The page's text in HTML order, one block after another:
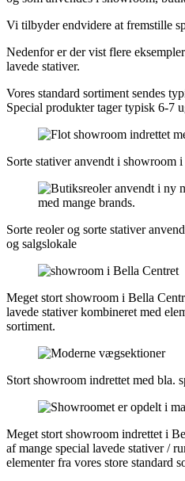
Vi tilbyder endvidere at fremstille
Nedenfor er der vist flere
lavede stativer.
Vores standard sortiment sendes
Special produkter tager typisk 6-7
Sorte stativer anvendt i showroom
Sorte reoler og sorte stativer
og salgslokale
Meget stort showroom i Bella
lavede stativer kombineret med
sortiment.
Stort showroom indrettet med bla.
Meget stort showroom indrettet i
af mange special lavede stativer /
elementer fra vores store standard